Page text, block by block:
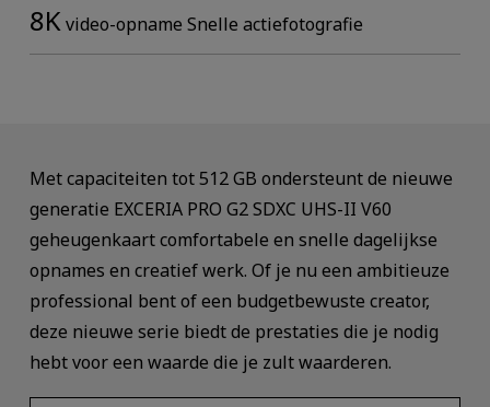
8Kvideo-opname Snelle actiefotografie
Met capaciteiten tot 512 GB ondersteunt de nieuwe
generatie EXCERIA PRO G2 SDXC UHS-II V60
geheugenkaart comfortabele en snelle dagelijkse
opnames en creatief werk. Of je nu een ambitieuze
professional bent of een budgetbewuste creator,
deze nieuwe serie biedt de prestaties die je nodig
hebt voor een waarde die je zult waarderen.